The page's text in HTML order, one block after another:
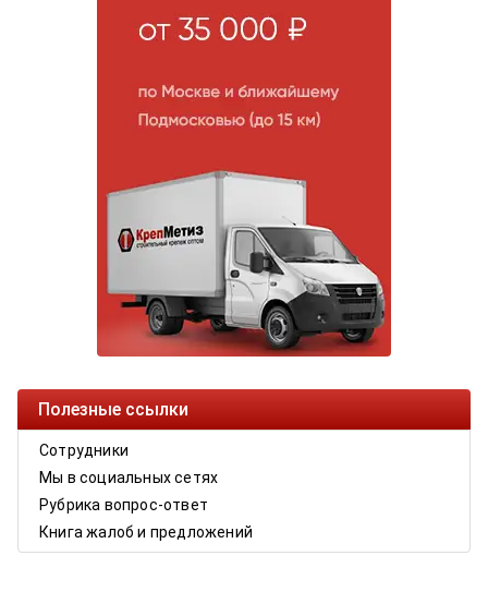
Полезные ссылки
Сотрудники
Мы в социальных сетях
Рубрика вопрос-ответ
Книга жалоб и предложений